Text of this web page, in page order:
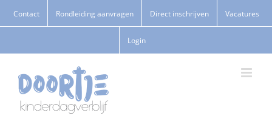
naar
Contact Rondleiding aanvragen Direct inschrijven Vacatures
Login